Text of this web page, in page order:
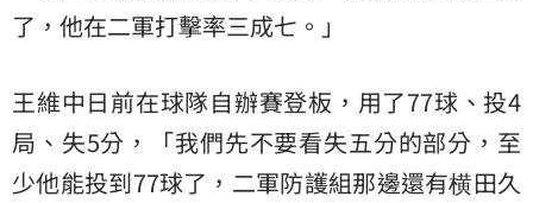
了，他在二軍打擊率三成七。」
王維中日前在球隊自辦賽登板，用了77球、投4
局、失5分，「我們先不要看失五分的部分，至
少他能投到77球了，二軍防護組那邊還有横田久